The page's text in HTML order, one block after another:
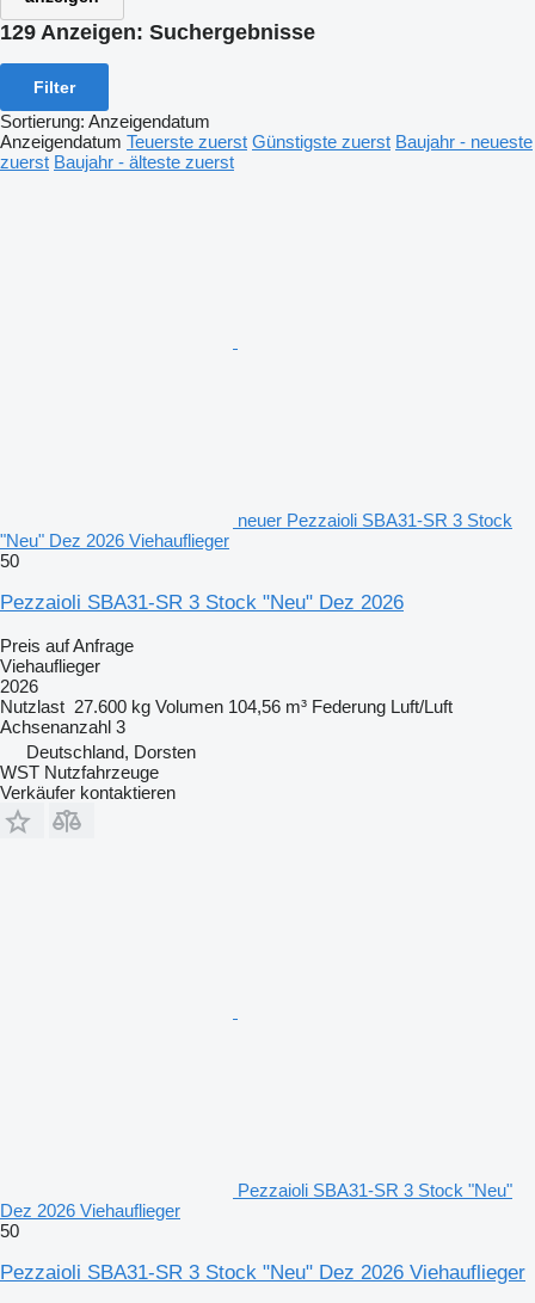
129 Anzeigen: Suchergebnisse
Filter
Sortierung: Anzeigendatum
Anzeigendatum Teuerste zuerst Günstigste zuerst Baujahr - neueste
zuerst Baujahr - älteste zuerst
neuer Pezzaioli SBA31-SR 3 Stock
"Neu" Dez 2026 Viehauflieger
50
Pezzaioli SBA31-SR 3 Stock "Neu" Dez 2026
Preis auf Anfrage
Viehauflieger
2026
Nutzlast 27.600 kg Volumen 104,56 m³ Federung Luft/Luft
Achsenanzahl 3
Deutschland, Dorsten
WST Nutzfahrzeuge
Verkäufer kontaktieren
Pezzaioli SBA31-SR 3 Stock "Neu"
Dez 2026 Viehauflieger
50
Pezzaioli SBA31-SR 3 Stock "Neu" Dez 2026 Viehauflieger